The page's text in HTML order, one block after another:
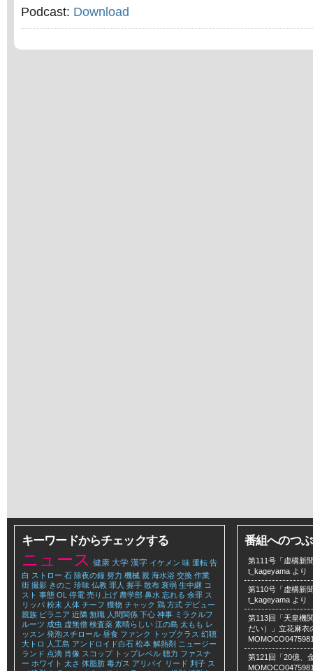
Podcast: Download
キーワードからチェックする
ニュース 健康 大学 漢字 イケメン 味 運転 告
白 ストロー 石 除夜の鐘 努力 機械 親 海水浴 交換 作業
街 撮影 きのこ 珍味 仏教 罪人 握手 散布 衰弱 生中継 コ
スト 事態 OL 停電 売り上げ 農学部 鼻水 忘れる 余罪 ス
リッパ 粉末 人体 チーフ 獲物 チャック 鶏 方式 デビュー
親族 ピラニア 近隣 無職 人間関係 下心 神事 ミラクルフ
ルーツ 成虫 虚無僧 検査薬 素晴らしい 江の島 太もも レ
ッスン 発泡スチロール 昼食 ファンク トップクラス 幻聴
大トロ
人工島 アンドロイド白石 松本 解熱剤 ニュージー
ランド 点滴 肖像 スコップ トップレベル 聴力 ファスナ
ー ホワイト 太さ 体脂肪 毒ガス アリバイ リード 判子 ス
番組へのつ
第111号「虚構新
t_kageyama より
第110号「虚構新
t_kageyama より
第113回「天皇機
だい）」立花麻衣
第121回「20億、